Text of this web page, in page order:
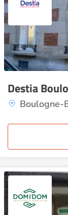
Destia
Boulogne-